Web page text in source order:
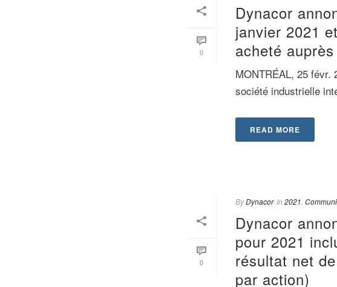
0
Dynacor
janvier 2021
acheté
MONTRÉAL, 25 févr.
société industrielle
READ MORE
0
ByDynacor In 2021
Dynacor
pour 2021
résultat net
par action)